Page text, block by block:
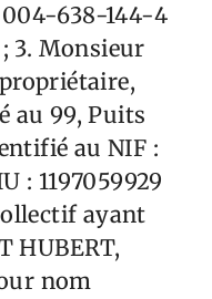
638-144-4
; 3. Monsieur
propriétaire,
au 99, Puits
au NIF :
: 1197059929
ayant
HUBERT,
nom